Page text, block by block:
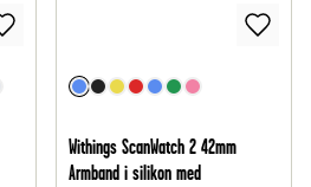
Withings ScanWatch 2 42mm
Armband i silikon med